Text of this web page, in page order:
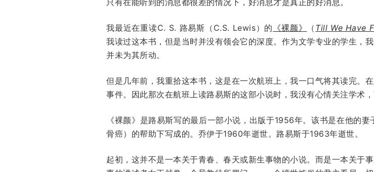
我最近在重读C. S. 路易斯（C.S. Lewis）的 《裸颜》 （ Till We Have
我读过这本书，但是当时并没有领会它的深度。作为文学专业的学生，
并未为其所动。
但是几年前，我重拾这本书，这是在一次航班上，我一口气将其读完。
事件。因此那次在航班上读路易斯的这部小说时，我没有心情关注学术
《裸颜》是路易斯写的最后一部小说，出版于1956年。该书是在他的
骨癌）的帮助下写成的。乔伊于1960年逝世。路易斯于1963年逝世。
起初，这并不是一本关于青春、春天或新生事物的小说。而是一本关